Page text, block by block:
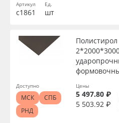
Сервис
Инструкции
Контакты
Блог
Клей, скотчи и крепёж
Мобильные конструкции и
Профильные системы
Сублимация и термотрансфер
Светотехника
Толщина, мм
Ширина, мм
Длина, мм
Артикул
с1861
Ед.
шт
Цены
5 497.80 ₽
5 503.92 ₽
Доступно
МСК
СПБ
РНД